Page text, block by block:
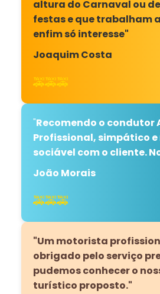
altura do Carnaval ou
festas e que trabalham
enfim só interesse"
Joaquim Costa
🚕🚕🚕
"Recomendo o condutor
Profissional, simpático
sociável com o cliente.
João Morais
🚕🚕🚕
"Um motorista
obrigado pelo serviço
pudemos conhecer o
turístico proposto."